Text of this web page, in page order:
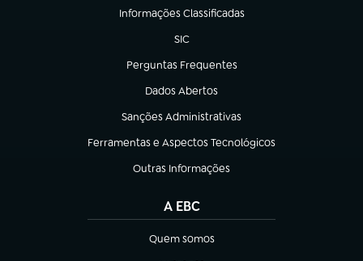
Informações Classificadas
(abre em nova aba)
SIC
(abre em nova aba)
Perguntas Frequentes
(abre em nova aba)
Dados Abertos
(abre em nova aba)
Sanções Administrativas
(abre em nova aba)
Ferramentas e Aspectos Tecnológicos
(abre em nova aba)
Outras Informações
(abre em nova aba)
A EBC
Quem somos
(abre em nova aba)